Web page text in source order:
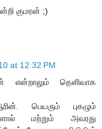
குமரன் ;)
at 12:32 PM
என்றாலும் தெளிவாக
பெயரும் புகழும்
மற்றும் அவரது